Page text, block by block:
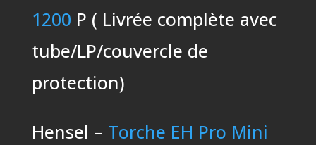
1200 P ( Livrée complète avec
tube/LP/couvercle de
protection)
Hensel – Torche EH Pro Mini